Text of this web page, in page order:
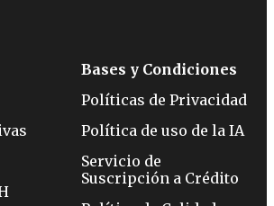
Bases y Condiciones
Políticas de Privacidad
Política de uso de la IA
Servicio de
Suscripción a Crédito